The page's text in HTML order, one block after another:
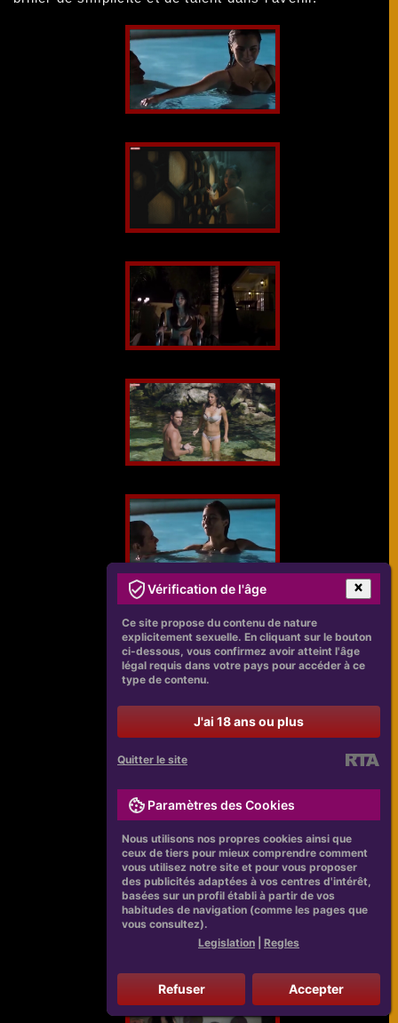
Vérification de l'âge
Ce site propose du contenu de nature
explicitement sexuelle. En cliquant sur le bouton
ci-dessous, vous confirmez avoir atteint l'âge
légal requis dans votre pays pour accéder à ce
type de contenu.
J'ai 18 ans ou plus
Quitter le site
Paramètres des Cookies
Nous utilisons nos propres cookies ainsi que
ceux de tiers pour mieux comprendre comment
vous utilisez notre site et pour vous proposer
des publicités adaptées à vos centres d'intérêt,
basées sur un profil établi à partir de vos
habitudes de navigation (comme les pages que
vous consultez).
Legislation
Regles
Refuser Accepter